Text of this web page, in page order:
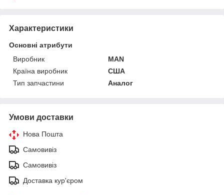
Характеристики
Основні атрибути
Виробник
MAN
Країна виробник
США
Тип запчастини
Аналог
Умови доставки
Нова Пошта
Самовивіз
Самовивіз
Доставка кур'єром